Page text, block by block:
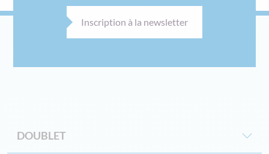
POUBELLE D'INTÉRIEUR PLATINE POUR MAT
MOBILIER DE RÉCEPTION PERSONNALISABLE
SUPPORTS DE SAC POUBELLE
Inscription à la newsletter
DOUBLET